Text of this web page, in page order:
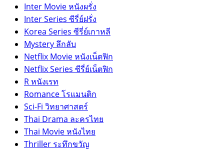
Inter Movie หนังผรั่ง
Inter Series ซีรี่ย์ฝรั่ง
Korea Series ซีรี่ย์เกาหลี
Mystery ลึกลับ
Netflix Movie หนังเน็ตฟิก
Netflix Series ซีรี่ย์เน็ตฟิก
R หนังเรท
Romance โรแมนติก
Sci-Fi วิทยาศาสตร์
Thai Drama ละครไทย
Thai Movie หนังไทย
Thriller ระทึกขวัญ